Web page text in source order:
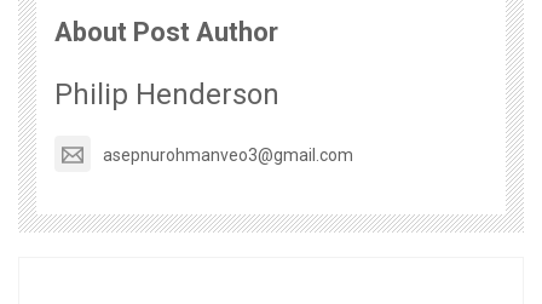
About Post Author
Philip Henderson
asepnurohmanveo3@gmail.com